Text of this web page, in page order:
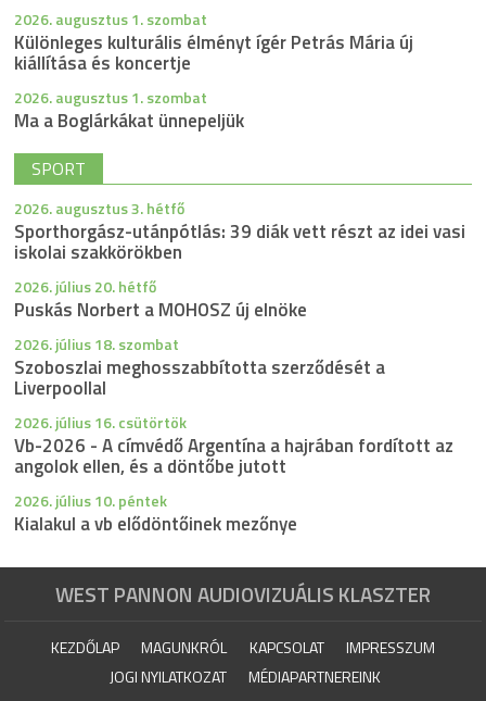
2026. augusztus 1. szombat
Különleges kulturális élményt ígér Petrás Mária új
kiállítása és koncertje
2026. augusztus 1. szombat
Ma a Boglárkákat ünnepeljük
SPORT
2026. augusztus 3. hétfő
Sporthorgász-utánpótlás: 39 diák vett részt az idei vasi
iskolai szakkörökben
2026. július 20. hétfő
Puskás Norbert a MOHOSZ új elnöke
2026. július 18. szombat
Szoboszlai meghosszabbította szerződését a
Liverpoollal
2026. július 16. csütörtök
Vb-2026 - A címvédő Argentína a hajrában fordított az
angolok ellen, és a döntőbe jutott
2026. július 10. péntek
Kialakul a vb elődöntőinek mezőnye
WEST PANNON AUDIOVIZUÁLIS KLASZTER
KEZDŐLAP MAGUNKRÓL KAPCSOLAT
IMPRESSZUM
JOGI NYILATKOZAT
MÉDIAPARTNEREINK